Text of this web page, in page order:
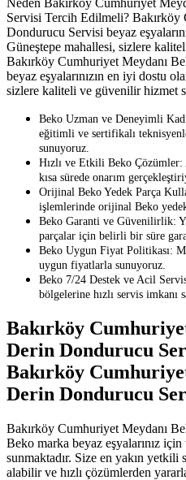
Neden Bakırköy Cumhuriyet
Servisi Tercih Edilmeli?
Dondurucu Servisi beyaz
Güneştepe mahallesi, sizlere
Bakırköy Cumhuriyet Meydanı
beyaz eşyalarınızın en iyi dostu
sizlere kaliteli ve güvenilir hizmet
Beko Uzman ve Deneyimli
eğitimli ve sertifikalı
sunuyoruz.
Hızlı ve Etkili Beko Çözümler:
kısa sürede onarım
Orijinal Beko Yedek Parça
işlemlerinde orijinal Beko
Beko Garanti ve Güvenilirlik:
parçalar için belirli bir süre
Beko Uygun Fiyat Politikası:
uygun fiyatlarla sunuyoruz.
Beko 7/24 Destek ve Acil
bölgelerine hızlı servis imkanı
Bakırköy
Derin Dondurucu
Bakırköy
Derin Dondurucu
Bakırköy Cumhuriyet Meydanı
Beko marka beyaz eşyalarınız
sunmaktadır. Size en yakın
alabilir ve hızlı çözümlerden